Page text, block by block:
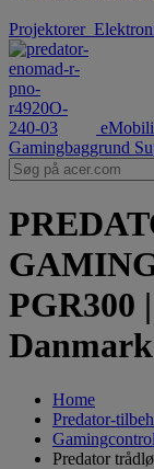
Projektorer
Gamingbaggrund
PGR300
Danmark
Home
Predator-
Predator